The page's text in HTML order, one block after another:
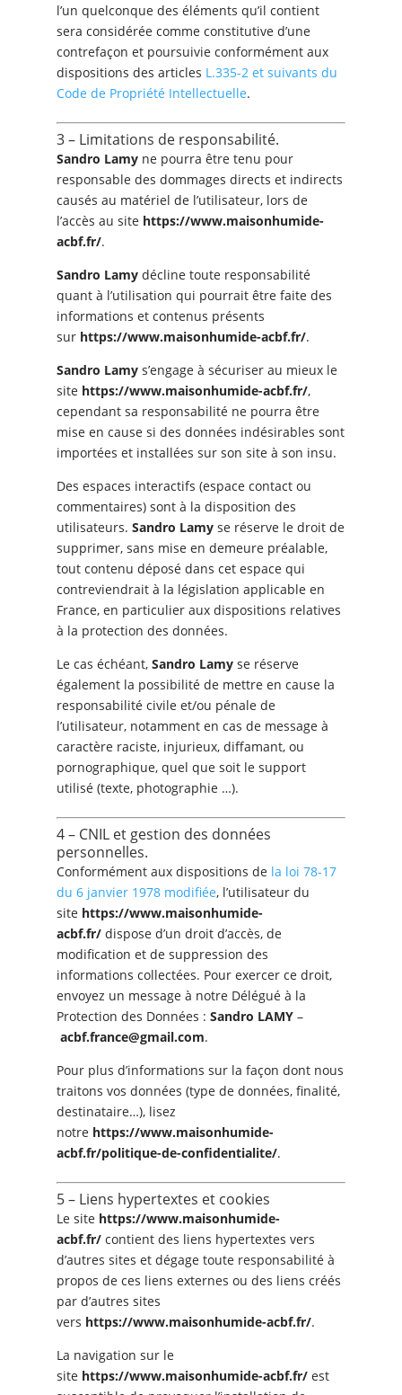
l’un quelconque des éléments qu’il contient
sera considérée comme constitutive d’une
contrefaçon et poursuivie conformément aux
dispositions des articles L.335-2 et suivants du
Code de Propriété Intellectuelle.
3 – Limitations de responsabilité.
Sandro Lamy ne pourra être tenu pour
responsable des dommages directs et indirects
causés au matériel de l’utilisateur, lors de
l’accès au site https://www.maisonhumide-
acbf.fr/.
Sandro Lamy décline toute responsabilité
quant à l’utilisation qui pourrait être faite des
informations et contenus présents
sur https://www.maisonhumide-acbf.fr/.
Sandro Lamy s’engage à sécuriser au mieux le
site https://www.maisonhumide-acbf.fr/,
cependant sa responsabilité ne pourra être
mise en cause si des données indésirables sont
importées et installées sur son site à son insu.
Des espaces interactifs (espace contact ou
commentaires) sont à la disposition des
utilisateurs. Sandro Lamy se réserve le droit de
supprimer, sans mise en demeure préalable,
tout contenu déposé dans cet espace qui
contreviendrait à la législation applicable en
France, en particulier aux dispositions relatives
à la protection des données.
Le cas échéant, Sandro Lamy se réserve
également la possibilité de mettre en cause la
responsabilité civile et/ou pénale de
l’utilisateur, notamment en cas de message à
caractère raciste, injurieux, diffamant, ou
pornographique, quel que soit le support
utilisé (texte, photographie …).
4 – CNIL et gestion des données
personnelles.
Conformément aux dispositions de la loi 78-17
du 6 janvier 1978 modifiée, l’utilisateur du
site https://www.maisonhumide-
acbf.fr/ dispose d’un droit d’accès, de
modification et de suppression des
informations collectées. Pour exercer ce droit,
envoyez un message à notre Délégué à la
Protection des Données : Sandro LAMY –
acbf.france@gmail.com.
Pour plus d’informations sur la façon dont nous
traitons vos données (type de données, finalité,
destinataire…), lisez
notre https://www.maisonhumide-
acbf.fr/politique-de-confidentialite/.
5 – Liens hypertextes et cookies
Le site https://www.maisonhumide-
acbf.fr/ contient des liens hypertextes vers
d’autres sites et dégage toute responsabilité à
propos de ces liens externes ou des liens créés
par d’autres sites
vers https://www.maisonhumide-acbf.fr/.
La navigation sur le
site https://www.maisonhumide-acbf.fr/ est